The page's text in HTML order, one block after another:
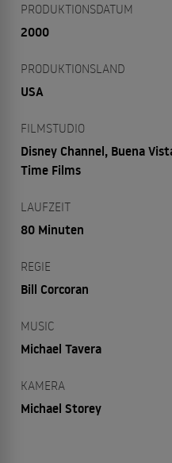
PRODUKTIONSDATUM
2000
PRODUKTIONSLAND
USA
FILMSTUDIO
Disney Channel, Buena
Time Films
LAUFZEIT
80 Minuten
REGIE
Bill Corcoran
MUSIC
Michael Tavera
KAMERA
Michael Storey